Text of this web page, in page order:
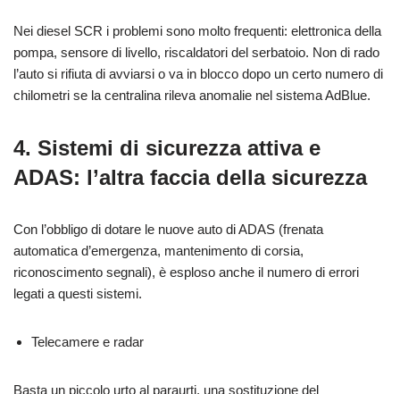
Nei diesel SCR i problemi sono molto frequenti: elettronica della
pompa, sensore di livello, riscaldatori del serbatoio. Non di rado
l’auto si rifiuta di avviarsi o va in blocco dopo un certo numero di
chilometri se la centralina rileva anomalie nel sistema AdBlue.
4. Sistemi di sicurezza attiva e
ADAS: l’altra faccia della sicurezza
Con l’obbligo di dotare le nuove auto di ADAS (frenata
automatica d’emergenza, mantenimento di corsia,
riconoscimento segnali), è esploso anche il numero di errori
legati a questi sistemi.
Telecamere e radar
Basta un piccolo urto al paraurti, una sostituzione del